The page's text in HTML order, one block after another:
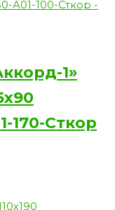
1»
170-Сткор